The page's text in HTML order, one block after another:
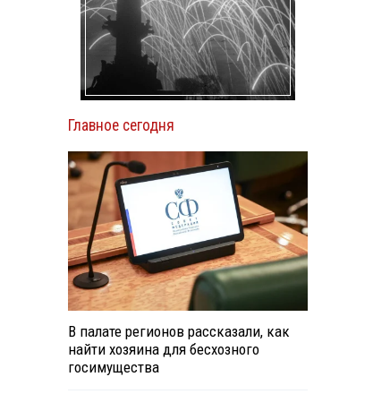
Главное сегодня
В палате регионов рассказали, как
найти хозяина для бесхозного
госимущества